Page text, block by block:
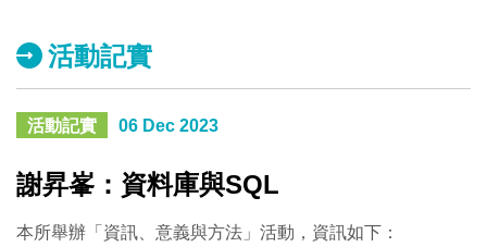
活動記實
活動記實 06 Dec 2023
謝昇峯：資料庫與SQL
本所舉辦「資訊、意義與方法」活動，資訊如下：